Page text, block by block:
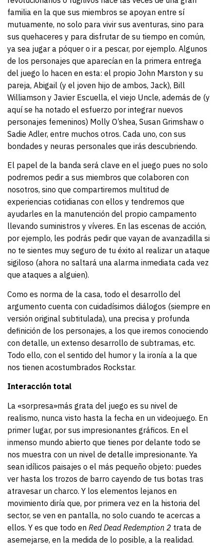
familia en la que sus miembros se apoyan entre sí
mutuamente, no solo para vivir sus aventuras, sino para
sus quehaceres y para disfrutar de su tiempo en común,
ya sea jugar a póquer o ir a pescar, por ejemplo. Algunos
de los personajes que aparecían en la primera entrega
del juego lo hacen en esta: el propio John Marston y su
pareja, Abigail (y el joven hijo de ambos, Jack), Bill
Williamson y Javier Escuella, el viejo Uncle, además de (y
aquí se ha notado el esfuerzo por integrar nuevos
personajes femeninos) Molly O’shea, Susan Grimshaw o
Sadie Adler, entre muchos otros. Cada uno, con sus
bondades y neuras personales que irás descubriendo.
El papel de la banda será clave en el juego pues no solo
podremos pedir a sus miembros que colaboren con
nosotros, sino que compartiremos multitud de
experiencias cotidianas con ellos y tendremos que
ayudarles en la manutención del propio campamento
llevando suministros y víveres. En las escenas de acción,
por ejemplo, les podrás pedir que vayan de avanzadilla si
no te sientes muy seguro de tu éxito al realizar un ataque
sigiloso (ahora no saltará una alarma inmediata cada vez
que ataques a alguien).
Como es norma de la casa, todo el desarrollo del
argumento cuenta con cuidadísimos diálogos (siempre en
versión original subtitulada), una precisa y profunda
definición de los personajes, a los que iremos conociendo
con detalle, un extenso desarrollo de subtramas, etc.
Todo ello, con el sentido del humor y la ironía a la que
nos tienen acostumbrados Rockstar.
Interacción total
La «sorpresa»más grata del juego es su nivel de
realismo, nunca visto hasta la fecha en un videojuego. En
primer lugar, por sus impresionantes gráficos. En el
inmenso mundo abierto que tienes por delante todo se
nos muestra con un nivel de detalle impresionante. Ya
sean idílicos paisajes o el más pequeño objeto: puedes
ver hasta los trozos de barro cayendo de tus botas tras
atravesar un charco. Y los elementos lejanos en
movimiento diría que, por primera vez en la historia del
sector, se ven en pantalla, no solo cuando te acercas a
ellos. Y es que todo en Red Dead Redemption 2 trata de
asemejarse, en la medida de lo posible, a la realidad.